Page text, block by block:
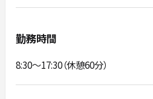
勤務時間
8:30～17:30（休憩60分）